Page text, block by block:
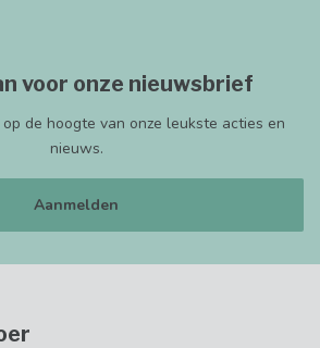
voor onze nieuwsbrief
de hoogte van onze leukste acties en
nieuws.
Aanmelden